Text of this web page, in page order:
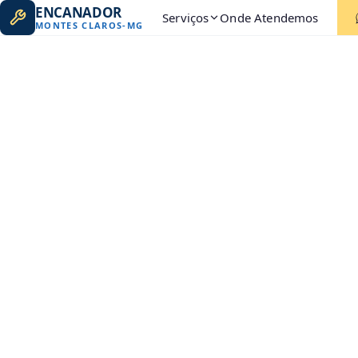
ENCANADOR
MONTES CLAROS- MG Serviços Onde Atendemos